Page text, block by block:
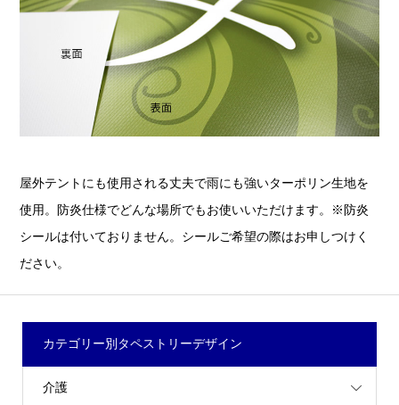
屋外テントにも使用される丈夫で雨にも強いターポリン生地を
使用。防炎仕様でどんな場所でもお使いいただけます。※防炎
シールは付いておりません。シールご希望の際はお申しつけく
ださい。
カテゴリー別タペストリーデザイン
介護